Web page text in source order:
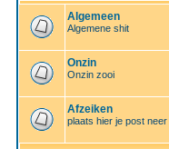
Algemeen
Algemene shit
Onzin
Onzin zooi
Afzeiken
plaats hier je post